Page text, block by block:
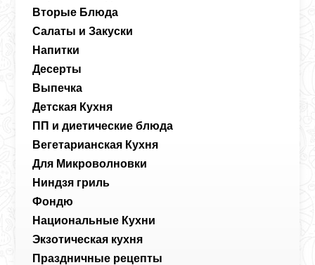
Вторые Блюда
Салаты и Закуски
Напитки
Десерты
Выпечка
Детская Кухня
ПП и диетические блюда
Вегетарианская Кухня
Для Микроволновки
Ниндзя гриль
Фондю
Национальные Кухни
Экзотическая кухня
Праздничные рецепты